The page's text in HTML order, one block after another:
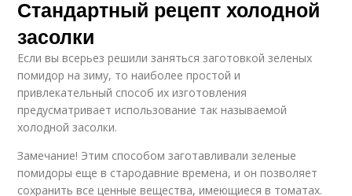
Стандартный рецепт холодной
засолки
Если вы всерьез решили заняться заготовкой зеленых
помидор на зиму, то наиболее простой и
привлекательный способ их изготовления
предусматривает использование так называемой
холодной засолки.
Замечание! Этим способом заготавливали зеленые
помидоры еще в стародавние времена, и он позволяет
сохранить все ценные вещества, имеющиеся в томатах.